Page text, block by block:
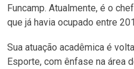
Funcamp. Atualmente, é o
que já havia ocupado entre
Sua atuação acadêmica é
Esporte, com ênfase na área